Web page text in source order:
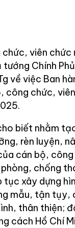
viên chức
Chính
về việc Ban
công chức,
biết nhằm
rèn luyện,
cán bộ,
chống
xây dựng
mẫu, tận tụy,
thân thiện;
cách Hồ Chí